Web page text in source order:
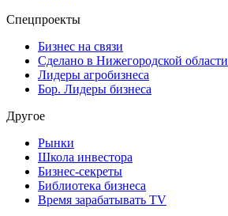
Спецпроекты
Бизнес на связи
Сделано в Нижегородской области
Лидеры агробизнеса
Бор. Лидеры бизнеса
Другое
Рынки
Школа инвестора
Бизнес-секреты
Библиотека бизнеса
Время зарабатывать TV